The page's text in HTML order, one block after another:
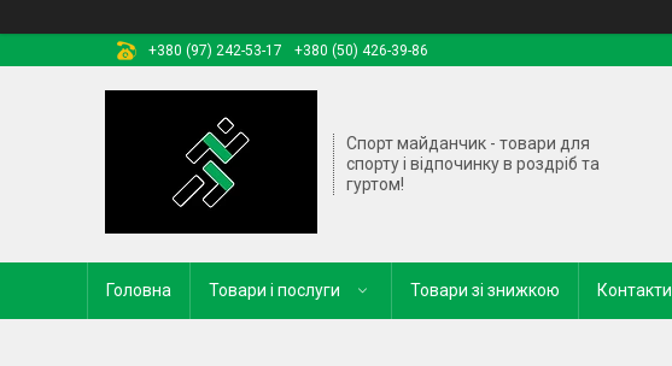
+380 (97) 242-53-17 +380 (50) 426-39-86
Спорт майданчик - товари для
спорту і відпочинку в роздріб та
гуртом!
Головна Товари і послуги Товари зі знижкою Контакти